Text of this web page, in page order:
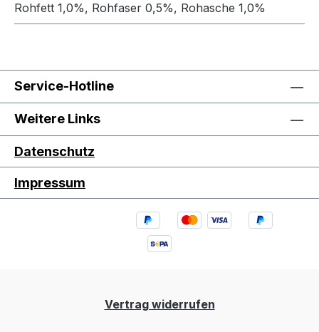
Rohfett 1,0%, Rohfaser 0,5%, Rohasche 1,0%
Service-Hotline
Weitere Links
Datenschutz
Impressum
Vertrag widerrufen